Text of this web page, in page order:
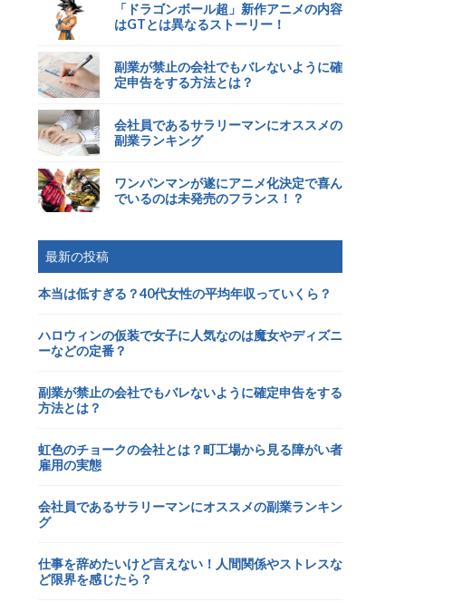
「ドラゴンボール超」新作アニメの内容
はGTとは異なるストーリー！
副業が禁止の会社でもバレないように確
定申告をする方法とは？
会社員であるサラリーマンにオススメの
副業ランキング
ワンパンマンが遂にアニメ化決定で喜ん
でいるのは未発売のフランス！？
最新の投稿
本当は低すぎる？40代女性の平均年収っていくら？
ハロウィンの仮装で女子に人気なのは魔女やディズニ
ーなどの定番？
副業が禁止の会社でもバレないように確定申告をする
方法とは？
虹色のチョークの会社とは？町工場から見る障がい者
雇用の実態
会社員であるサラリーマンにオススメの副業ランキン
グ
仕事を辞めたいけど言えない！人間関係やストレスな
ど限界を感じたら？